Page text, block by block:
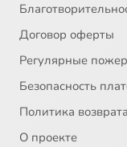
Договор оферты
Регулярные
Безопасность
Политика возврата
О проекте